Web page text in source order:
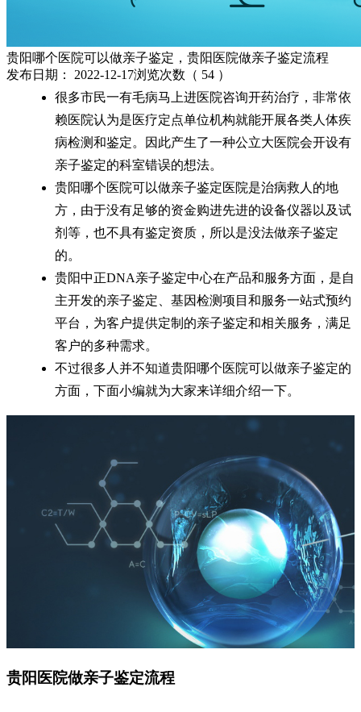
贵阳哪个医院可以做亲子鉴定，贵阳医院做亲子鉴定流程
发布日期：
2022-12-17浏览次数（ 54 ）
很多市民一有毛病马上进医院咨询开药治疗，非常依
赖医院认为是医疗定点单位机构就能开展各类人体疾
病检测和鉴定。因此产生了一种公立大医院会开设有
亲子鉴定的科室错误的想法。
贵阳哪个医院可以做亲子鉴定医院是治病救人的地
方，由于没有足够的资金购进先进的设备仪器以及试
剂等，也不具有鉴定资质，所以是没法做亲子鉴定
的。
贵阳中正DNA亲子鉴定中心在产品和服务方面，是自
主开发的亲子鉴定、基因检测项目和服务一站式预约
平台，为客户提供定制的亲子鉴定和相关服务，满足
客户的多种需求。
不过很多人并不知道贵阳哪个医院可以做亲子鉴定的
方面，下面小编就为大家来详细介绍一下。
贵阳医院做亲子鉴定流程